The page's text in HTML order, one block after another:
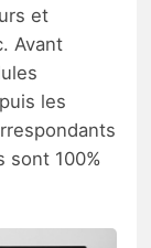
et
Avant
les
sont 100%